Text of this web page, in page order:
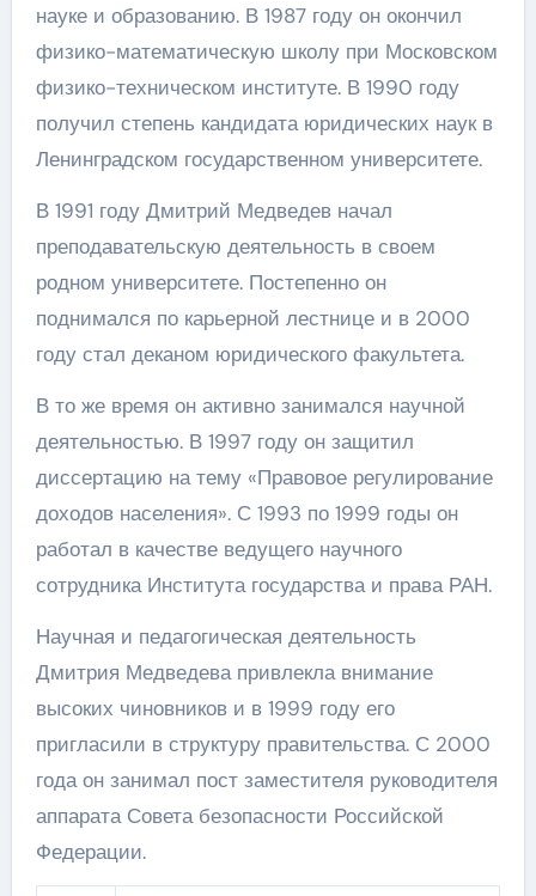
науке и образованию. В 1987 году он окончил
физико-математическую школу при Московском
физико-техническом институте. В 1990 году
получил степень кандидата юридических наук в
Ленинградском государственном университете.
В 1991 году Дмитрий Медведев начал
преподавательскую деятельность в своем
родном университете. Постепенно он
поднимался по карьерной лестнице и в 2000
году стал деканом юридического факультета.
В то же время он активно занимался научной
деятельностью. В 1997 году он защитил
диссертацию на тему «Правовое регулирование
доходов населения». С 1993 по 1999 годы он
работал в качестве ведущего научного
сотрудника Института государства и права РАН.
Научная и педагогическая деятельность
Дмитрия Медведева привлекла внимание
высоких чиновников и в 1999 году его
пригласили в структуру правительства. С 2000
года он занимал пост заместителя руководителя
аппарата Совета безопасности Российской
Федерации.